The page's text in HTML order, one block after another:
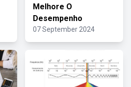
Melhore O
Desempenho
07 September 2024